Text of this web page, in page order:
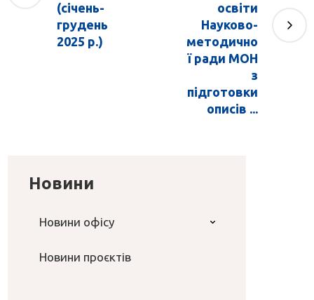
(січень-
грудень
2025 р.)
освіти
Науково-
методично
ї ради МОН
з
підготовки
описів ...
Новини
Новини офісу
Новини проєктів